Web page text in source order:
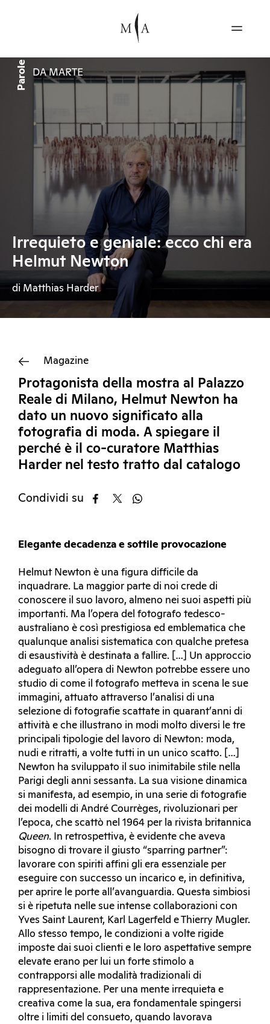
Parole DA MARTE
Irrequieto e geniale: ecco chi era
Helmut Newton
di Matthias Harder
Magazine
Protagonista della mostra al Palazzo
Reale di Milano, Helmut Newton ha
dato un nuovo significato alla
fotografia di moda. A spiegare il
perché è il co-curatore Matthias
Harder nel testo tratto dal catalogo
Condividi su
Elegante decadenza e sottile provocazione
Helmut Newton è una figura difficile da
inquadrare. La maggior parte di noi crede di
conoscere il suo lavoro, almeno nei suoi aspetti più
importanti. Ma l’opera del fotografo tedesco-
australiano è così prestigiosa ed emblematica che
qualunque analisi sistematica con qualche pretesa
di esaustività è destinata a fallire. […] Un approccio
adeguato all’opera di Newton potrebbe essere uno
studio di come il fotografo metteva in scena le sue
immagini, attuato attraverso l’analisi di una
selezione di fotografie scattate in quarant’anni di
attività e che illustrano in modi molto diversi le tre
principali tipologie del lavoro di Newton: moda,
nudi e ritratti, a volte tutti in un unico scatto. […]
Newton ha sviluppato il suo inimitabile stile nella
Parigi degli anni sessanta. La sua visione dinamica
si manifesta, ad esempio, in una serie di fotografie
dei modelli di André Courrèges, rivoluzionari per
l’epoca, che scattò nel 1964 per la rivista britannica
Queen. In retrospettiva, è evidente che aveva
bisogno di trovare il giusto “sparring partner”:
lavorare con spiriti affini gli era essenziale per
eseguire con successo un incarico e, in definitiva,
per aprire le porte all’avanguardia. Questa simbiosi
si è ripetuta nelle sue intense collaborazioni con
Yves Saint Laurent, Karl Lagerfeld e Thierry Mugler.
Allo stesso tempo, le condizioni a volte rigide
imposte dai suoi clienti e le loro aspettative sempre
elevate erano per lui un forte stimolo a
contrapporsi alle modalità tradizionali di
rappresentazione. Per una mente irrequieta e
creativa come la sua, era fondamentale spingersi
oltre i limiti del consueto, quando lavorava